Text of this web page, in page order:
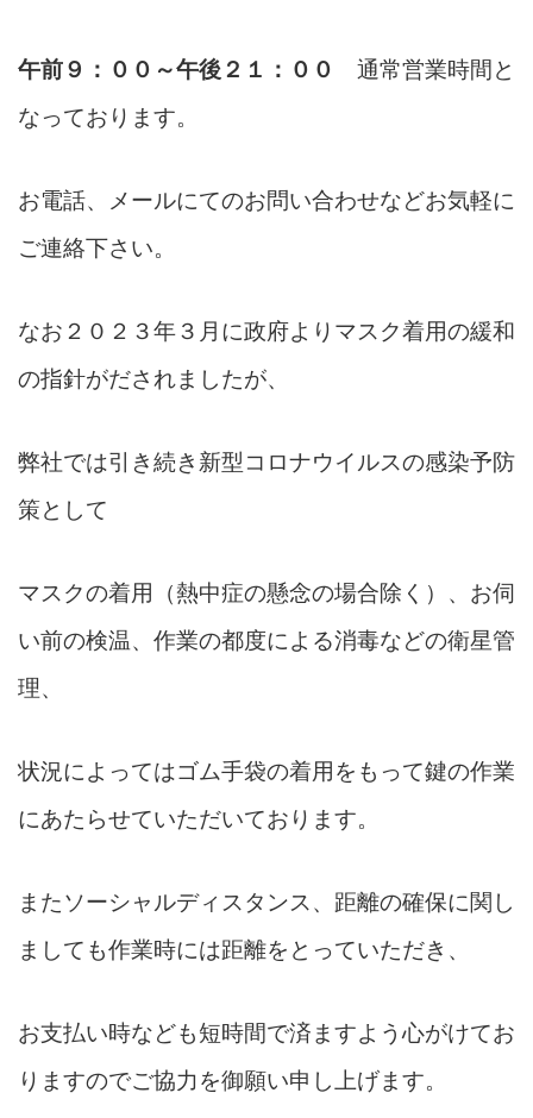
午前９：００～午後２１：００
通常営業時間と
なっております。
お電話、メールにてのお問い合わせなどお気軽に
ご連絡下さい。
なお２０２３年３月に政府よりマスク着用の緩和
の指針がだされましたが、
弊社では引き続き新型コロナウイルスの感染予防
策として
マスクの着用（熱中症の懸念の場合除く）、お伺
い前の検温、作業の都度による消毒などの衛星管
理、
状況によってはゴム手袋の着用をもって鍵の作業
にあたらせていただいております。
またソーシャルディスタンス、距離の確保に関し
ましても作業時には距離をとっていただき、
お支払い時なども短時間で済ますよう心がけてお
りますのでご協力を御願い申し上げます。